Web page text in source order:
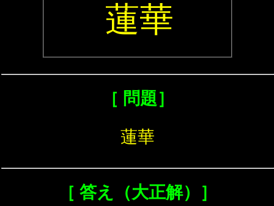
蓮華
［ 問題］
蓮華
［ 答え（大正解）］